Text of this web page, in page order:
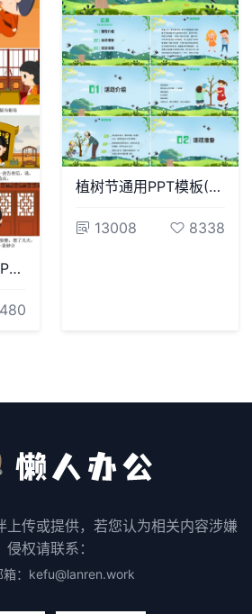
请君入瓮成语故事PPT模板
植树节通用PPT模板(57)
13008 8338
上传或提供，若您认为相关内容涉嫌
侵权请联系：
箱：kefu@lanren.work